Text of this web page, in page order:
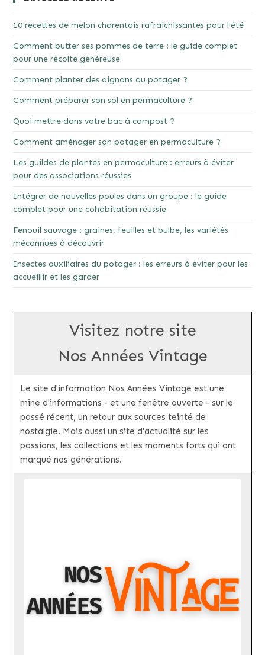
10 recettes de melon charentais rafraîchissantes pour l’été
Comment butter ses pommes de terre : le guide complet
pour une récolte généreuse
Comment planter des oignons au potager ?
Comment préparer son sol en permaculture ?
Quoi mettre dans votre bac à compost ?
Comment aménager son potager en permaculture ?
Les guildes de plantes en permaculture : erreurs à éviter
pour des associations réussies
Intégrer de nouvelles poules dans un groupe : le guide
complet pour une cohabitation réussie
Fenouil sauvage : graines, feuilles et bulbe, les variétés
méconnues à découvrir
Insectes auxiliaires du potager : les erreurs à éviter pour les
accueillir et les garder
Visitez notre site
Nos Années Vintage
Le site d'information Nos Années Vintage est une
mine d'informations - et une fenêtre ouverte - sur le
passé récent, un retour aux sources teinté de
nostalgie. Mais aussi un site d'actualité sur les
passions, les collections et les moments forts qui ont
marqué nos générations.